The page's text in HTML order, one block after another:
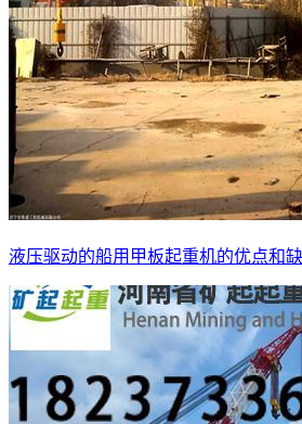
液压驱动的船用甲板起重机的优点和